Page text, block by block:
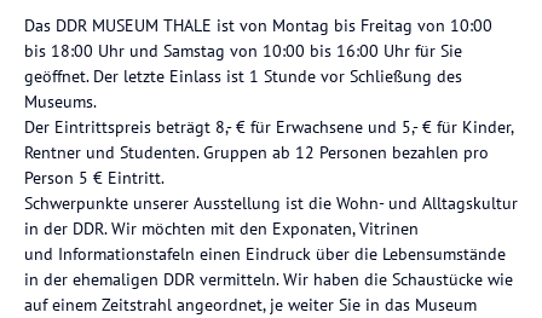
Das DDR MUSEUM THALE ist von Montag bis Freitag von 10:00
bis 18:00 Uhr und Samstag von 10:00 bis 16:00 Uhr für Sie
geöffnet. Der letzte Einlass ist 1 Stunde vor Schließung des
Museums.
Der Eintrittspreis beträgt 8,- € für Erwachsene und 5,- € für Kinder,
Rentner und Studenten. Gruppen ab 12 Personen bezahlen pro
Person 5 € Eintritt.
Schwerpunkte unserer Ausstellung ist die Wohn- und Alltagskultur
in der DDR. Wir möchten mit den Exponaten, Vitrinen
und Informationstafeln einen Eindruck über die Lebensumstände
in der ehemaligen DDR vermitteln. Wir haben die Schaustücke wie
auf einem Zeitstrahl angeordnet, je weiter Sie in das Museum